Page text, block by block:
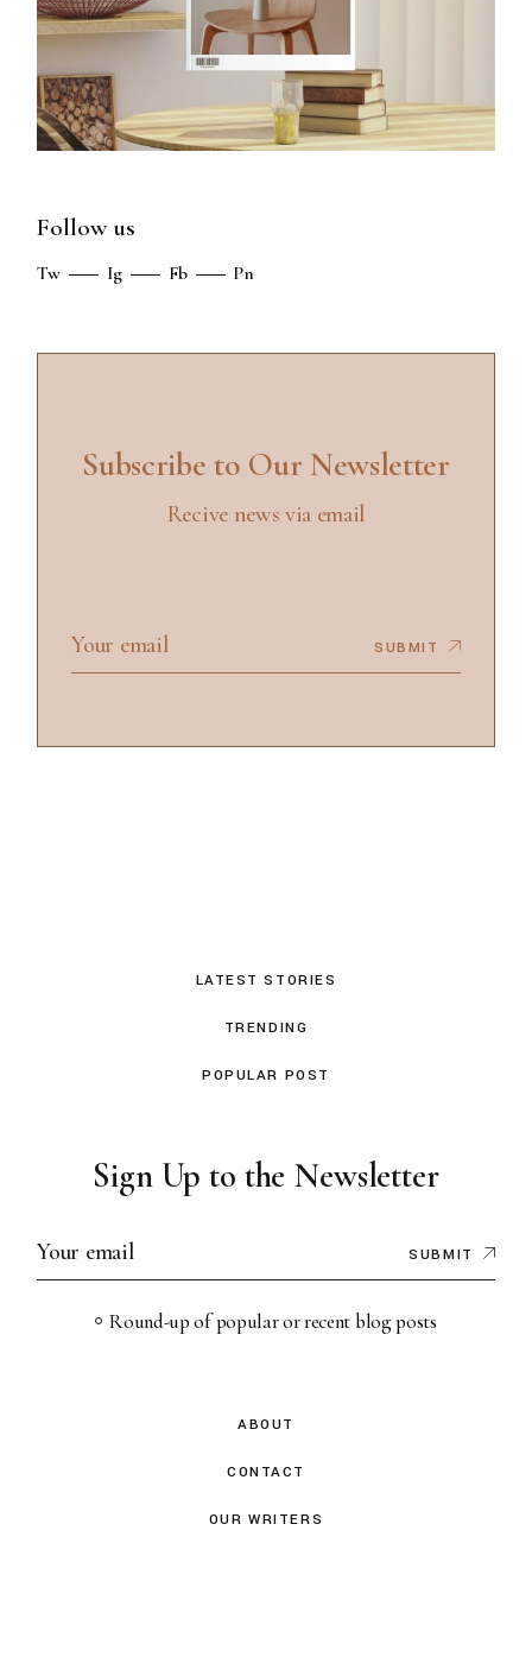
Follow us
Tw Ig Fb Pn
Subscribe to Our Newsletter
Recive news via email
SUBMIT
LATEST STORIES
TRENDING
POPULAR POST
Sign Up to the Newsletter
SUBMIT
Round-up of popular or recent blog posts
ABOUT
CONTACT
OUR WRITERS